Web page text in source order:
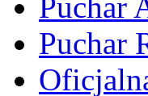
Puchar